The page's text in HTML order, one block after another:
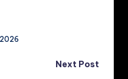
Next Post